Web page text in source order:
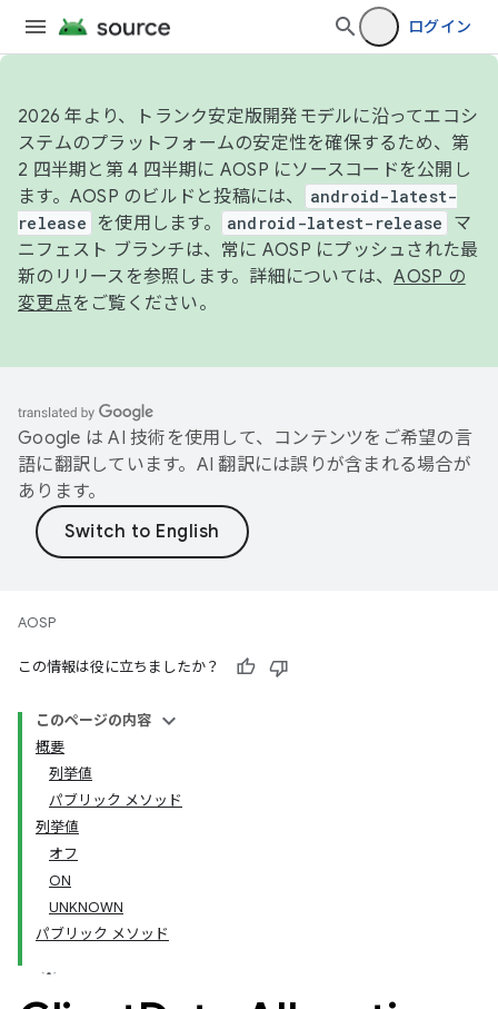
ログイン
2026 年より、トランク安定版開発モデルに沿ってエコシ
ステムのプラットフォームの安定性を確保するため、第
2 四半期と第 4 四半期に AOSP にソースコードを公開し
ます。AOSP のビルドと投稿には、
android-latest-
release
を使用します。 android-latest-release
マ
ニフェスト ブランチは、常に AOSP にプッシュされた最
新のリリースを参照します。詳細については、AOSP の
変更点をご覧ください。
Google は AI 技術を使用して、コンテンツをご希望の言
語に翻訳しています。AI 翻訳には誤りが含まれる場合が
あります。
AOSP
この情報は役に立ちましたか？
このページの内容
概要
列挙値
パブリック メソッド
列挙値
オフ
ON
UNKNOWN
パブリック メソッド